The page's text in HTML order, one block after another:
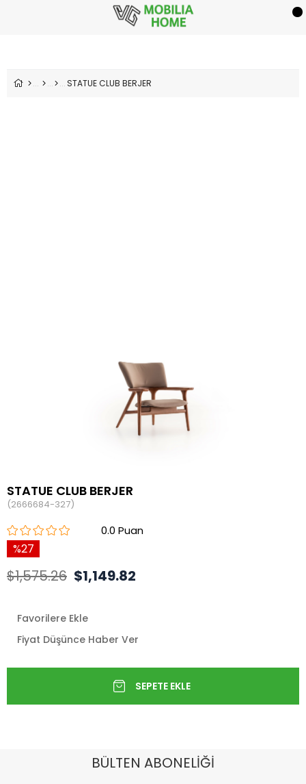
STATUE CLUB BERJER
STATUE CLUB BERJER
(2666684-327)
0.0
27
$1,575.26 $1,149.82
Favorilere Ekle
Fiyat Düşünce Haber Ver
BÜLTEN ABONELİĞİ